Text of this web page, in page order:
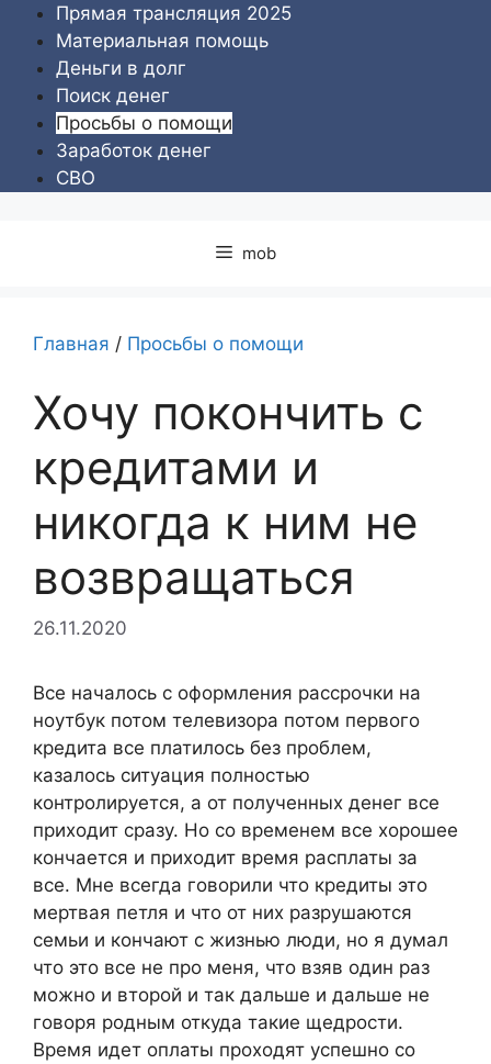
Перейти
содержимому
Прямая трансляция 2025
Материальная помощь
Деньги в долг
Поиск денег
Просьбы о помощи
Заработок денег
СВО
mob
Главная / Просьбы о помощи
Хочу покончить с
кредитами и
никогда к ним не
возвращаться
26.11.2020
Все началось с оформления рассрочки на
ноутбук потом телевизора потом первого
кредита все платилось без проблем,
казалось ситуация полностью
контролируется, а от полученных денег все
приходит сразу. Но со временем все хорошее
кончается и приходит время расплаты за
все. Мне всегда говорили что кредиты это
мертвая петля и что от них разрушаются
семьи и кончают с жизнью люди, но я думал
что это все не про меня, что взяв один раз
можно и второй и так дальше и дальше не
говоря родным откуда такие щедрости.
Время идет оплаты проходят успешно со